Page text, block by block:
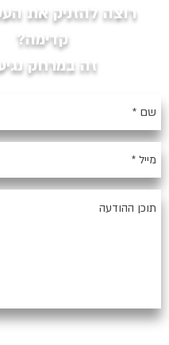
רוצה להזניק את
קדימה?
זה במרחק